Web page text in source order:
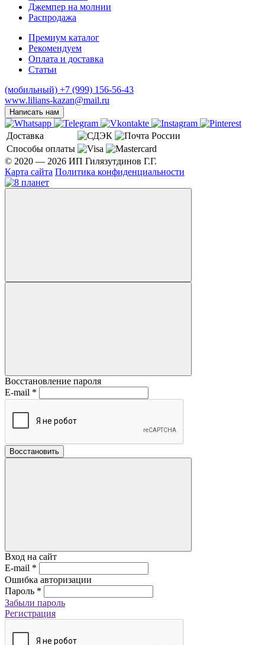
Джемпер на молнии
Распродажа
Премиум каталог
Рекомендуем
Оплата и доставка
Статьи
(мобильный) +7 (999) 156-56-43
www.lilians-kazan@mail.ru
Написать нам
Доставка
Способы оплаты
© 2020 — 2026 ИП Гилязутдинов Г.Г.
Карта сайта Политика конфиденциальности
Восстановление пароля
E-mail *
Восстановить
Вход на сайт
E-mail *
Ошибка авторизации
Пароль *
Забыли пароль
Регистрация